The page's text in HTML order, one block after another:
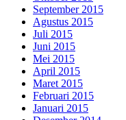
September 2015
Agustus 2015
Juli 2015
Juni 2015
Mei 2015
April 2015
Maret 2015
Februari 2015
Januari 2015